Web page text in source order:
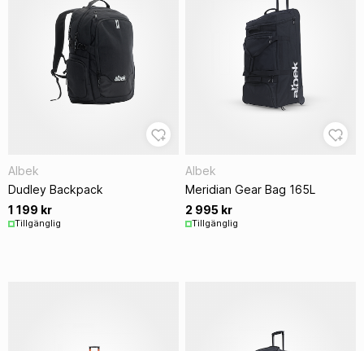
Albek
Dudley Backpack
1 199 kr
Tillgänglig
Albek
Meridian Gear Bag 165L
2 995 kr
Tillgänglig